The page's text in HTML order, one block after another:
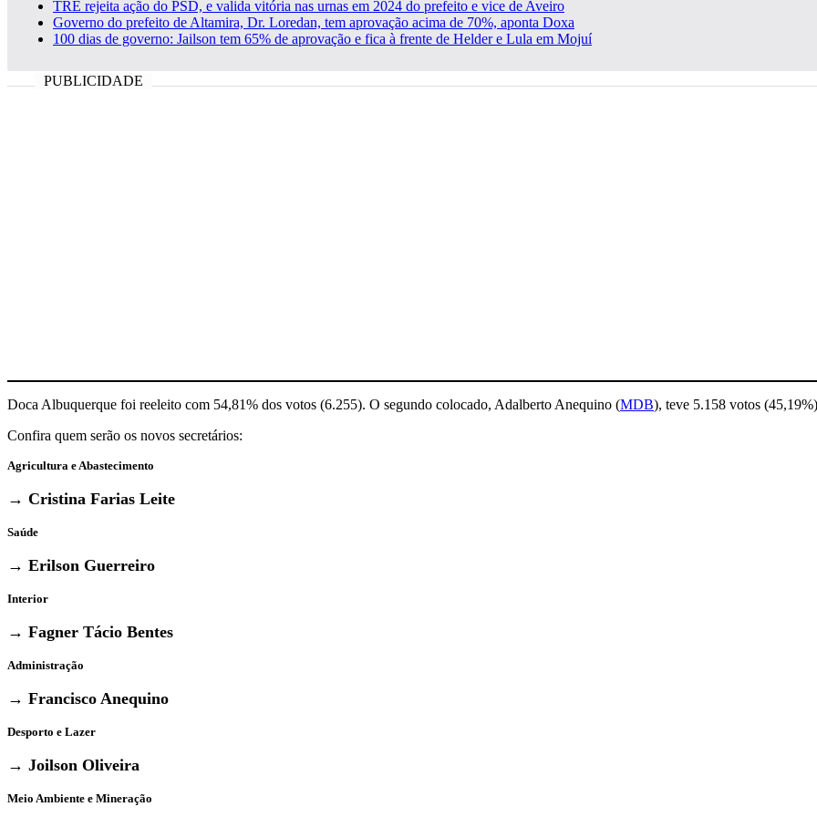
TRE rejeita ação do PSD, e valida vitória nas urnas em 2024 do prefeito e vice de Aveiro
Governo do prefeito de Altamira, Dr. Loredan, tem aprovação acima de 70%, aponta Doxa
100 dias de governo: Jailson tem 65% de aprovação e fica à frente de Helder e Lula em Mojuí
Doca Albuquerque foi reeleito com 54,81% dos votos (6.255). O segundo colocado, Adalberto Anequino (MDB), teve 5.158 votos
Confira quem serão os novos secretários:
Agricultura e Abastecimento
→ Cristina Farias Leite
Saúde
→ Erilson Guerreiro
Interior
→ Fagner Tácio Bentes
Administração
→ Francisco Anequino
Desporto e Lazer
→ Joilson Oliveira
Meio Ambiente e Mineração